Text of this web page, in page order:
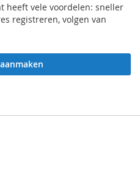
heeft vele voordelen: sneller
registreren, volgen van